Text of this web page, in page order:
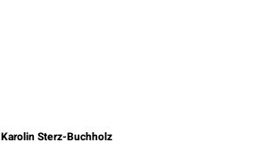
Karolin Sterz-Buchholz